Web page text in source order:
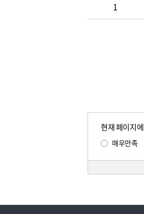
1
현재 페이지
매우만족